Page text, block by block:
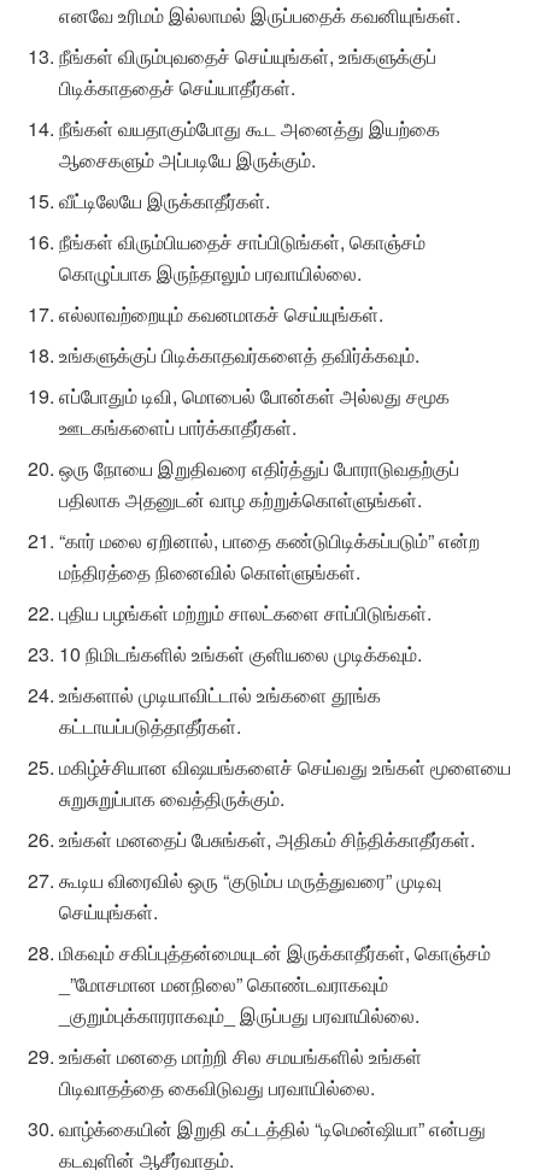
எனவே உரிமம் இல்லாமல் இருப்பதைக் கவனியுங்கள்.
நீங்கள் விரும்புவதைச் செய்யுங்கள், உங்களுக்குப்
பிடிக்காததைச் செய்யாதீர்கள்.
நீங்கள் வயதாகும்போது கூட அனைத்து இயற்கை
ஆசைகளும் அப்படியே இருக்கும்.
வீட்டிலேயே இருக்காதீர்கள்.
நீங்கள் விரும்பியதைச் சாப்பிடுங்கள், கொஞ்சம்
கொழுப்பாக இருந்தாலும் பரவாயில்லை.
எல்லாவற்றையும் கவனமாகச் செய்யுங்கள்.
உங்களுக்குப் பிடிக்காதவர்களைத் தவிர்க்கவும்.
எப்போதும் டிவி, மொபைல் போன்கள் அல்லது சமூக
ஊடகங்களைப் பார்க்காதீர்கள்.
ஒரு நோயை இறுதிவரை எதிர்த்துப் போராடுவதற்குப்
பதிலாக அதனுடன் வாழ கற்றுக்கொள்ளுங்கள்.
“கார் மலை ஏறினால், பாதை கண்டுபிடிக்கப்படும்” என்ற
மந்திரத்தை நினைவில் கொள்ளுங்கள்.
புதிய பழங்கள் மற்றும் சாலட்களை சாப்பிடுங்கள்.
10 நிமிடங்களில் உங்கள் குளியலை முடிக்கவும்.
உங்களால் முடியாவிட்டால் உங்களை தூங்க
கட்டாயப்படுத்தாதீர்கள்.
மகிழ்ச்சியான விஷயங்களைச் செய்வது உங்கள் மூளையை
சுறுசுறுப்பாக வைத்திருக்கும்.
உங்கள் மனதைப் பேசுங்கள், அதிகம் சிந்திக்காதீர்கள்.
கூடிய விரைவில் ஒரு “குடும்ப மருத்துவரை” முடிவு
செய்யுங்கள்.
மிகவும் சகிப்புத்தன்மையுடன் இருக்காதீர்கள், கொஞ்சம்
_”மோசமான மனநிலை” கொண்டவராகவும்
_குறும்புக்காரராகவும்_ இருப்பது பரவாயில்லை.
உங்கள் மனதை மாற்றி சில சமயங்களில் உங்கள்
பிடிவாதத்தை கைவிடுவது பரவாயில்லை.
வாழ்க்கையின் இறுதி கட்டத்தில் “டிமென்ஷியா” என்பது
கடவுளின் ஆசீர்வாதம்.